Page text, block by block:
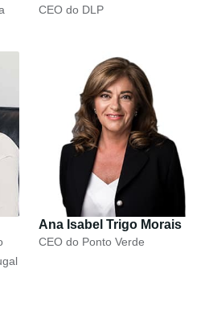
CEO do DLP
Ana Isabel Trigo Morais
CEO do Ponto Verde